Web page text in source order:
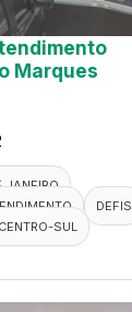
Marques
JANEIRO
DEFIS
SUL